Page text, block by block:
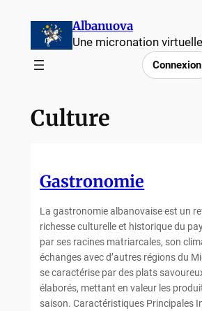
contenu
Albanuova
Une micronation
Connexion
Culture
Gastronomie
La gastronomie albanovaise est un
richesse culturelle et historique du
par ses racines matriarcales, son
échanges avec d’autres régions du
se caractérise par des plats
élaborés, mettant en valeur les
saison. Caractéristiques Principales